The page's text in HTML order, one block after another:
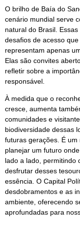
O brilho de Baía do
cenário mundial serve
natural do Brasil.
desafios de acesso
representam apenas
Elas são convites
refletir sobre a
responsável.
À medida que o
cresce, aumenta
comunidades e
biodiversidade dessas
futuras gerações. É
planejar um futuro
lado a lado, permitindo
desfrutar desses
essência. O Capital
desdobramentos e as
ambiente, oferecendo
aprofundadas para